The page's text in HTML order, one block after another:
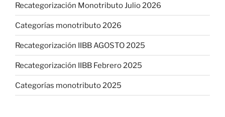
Recategorización Monotributo Julio 2026
Categorías monotributo 2026
Recategorización IIBB AGOSTO 2025
Recategorización IIBB Febrero 2025
Categorías monotributo 2025